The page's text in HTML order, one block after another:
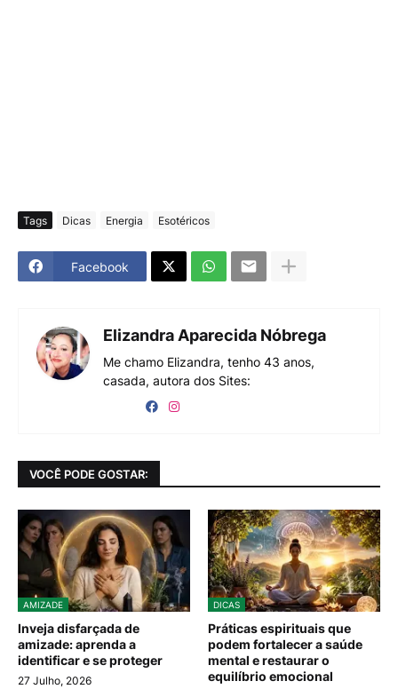
Tags Dicas Energia Esotéricos
Facebook
Elizandra Aparecida Nóbrega
Me chamo Elizandra, tenho 43 anos,
casada, autora dos Sites:
VOCÊ PODE GOSTAR:
AMIZADE
Inveja disfarçada de
amizade: aprenda a
identificar e se proteger
27 Julho, 2026
DICAS
Práticas espirituais que
podem fortalecer a saúde
mental e restaurar o
equilíbrio emocional